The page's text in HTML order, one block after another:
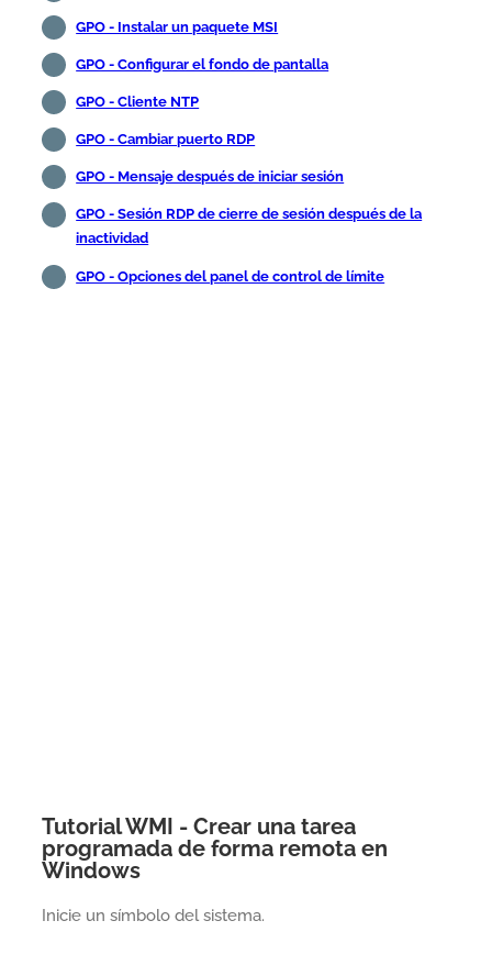
GPO - Instalar un paquete MSI
GPO - Configurar el fondo de pantalla
GPO - Cliente NTP
GPO - Cambiar puerto RDP
GPO - Mensaje después de iniciar sesión
GPO - Sesión RDP de cierre de sesión después de la
inactividad
GPO - Opciones del panel de control de límite
Tutorial WMI - Crear una tarea
programada de forma remota en
Windows
Inicie un símbolo del sistema.